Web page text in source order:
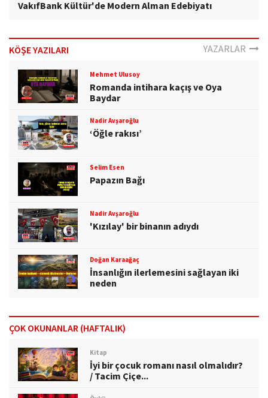
VakıfBank Kültür'de Modern Alman Edebiyatı
KÖŞE YAZILARI YAZARLAR
Mehmet Ulusoy
Romanda intihara kaçış ve Oya
Baydar
Nadir Avşaroğlu
‘Öğle rakısı’
Selim Esen
Papazın Bağı
Nadir Avşaroğlu
'Kızılay' bir binanın adıydı
Doğan Karaağaç
İnsanlığın ilerlemesini sağlayan iki
neden
ÇOK OKUNANLAR (HAFTALIK)
Kitap
İyi bir çocuk romanı nasıl olmalıdır?
/ Tacim Çiçe...